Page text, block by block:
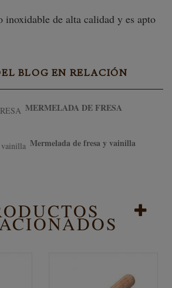
inoxidable de alta calidad y es apto
BLOG EN RELACIÓN
MERMELADA DE FRESA
Mermelada de fresa y vainilla